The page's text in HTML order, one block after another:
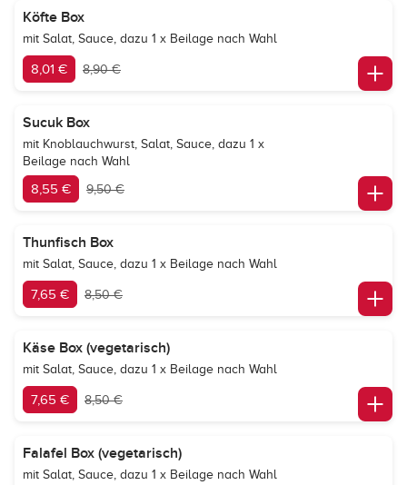
Köfte Box
mit Salat, Sauce, dazu 1 x Beilage nach Wahl
8,01 € 8,90 €
Sucuk Box
mit Knoblauchwurst, Salat, Sauce, dazu 1 x
Beilage nach Wahl
8,55 € 9,50 €
Thunfisch Box
mit Salat, Sauce, dazu 1 x Beilage nach Wahl
7,65 € 8,50 €
Käse Box (vegetarisch)
mit Salat, Sauce, dazu 1 x Beilage nach Wahl
7,65 € 8,50 €
Falafel Box (vegetarisch)
mit Salat, Sauce, dazu 1 x Beilage nach Wahl